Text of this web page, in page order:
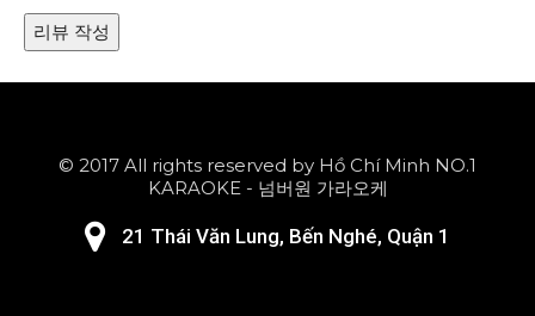
리뷰 작성
© 2017 All rights reserved by Hồ Chí Minh NO.1
KARAOKE - 넘버원 가라오케
21 Thái Văn Lung, Bến Nghé, Quận 1